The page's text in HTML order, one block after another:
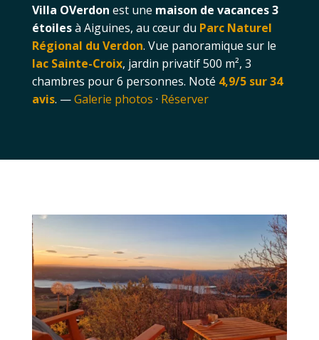
Villa OVerdon est une maison de vacances 3
étoilesà Aiguines, au cœur du Parc Naturel
Régional du Verdon. Vue panoramique sur le
lac Sainte-Croix, jardin privatif 500 m², 3
chambres pour 6 personnes. Noté 4,9/5 sur 34
avis. —Galerie photos · Réserver